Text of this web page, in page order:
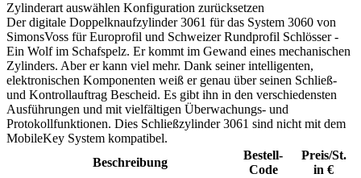
Zylinderart auswählen Konfiguration zurücksetzen
Der digitale Doppelknaufzylinder 3061 für das System 3060 von
SimonsVoss für Europrofil und Schweizer Rundprofil Schlösser -
Ein Wolf im Schafspelz. Er kommt im Gewand eines mechanischen
Zylinders. Aber er kann viel mehr. Dank seiner intelligenten,
elektronischen Komponenten weiß er genau über seinen Schließ-
und Kontrollauftrag Bescheid. Es gibt ihn in den verschiedensten
Ausführungen und mit vielfältigen Überwachungs- und
Protokollfunktionen. Dies Schließzylinder 3061 sind nicht mit dem
MobileKey System kompatibel.
Beschreibung
Bestell-
Code
Preis/St.
in €